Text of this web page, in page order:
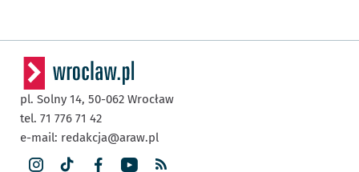
pl. Solny 14, 50-062 Wrocław
tel. 71 776 71 42
e-mail: redakcja@araw.pl